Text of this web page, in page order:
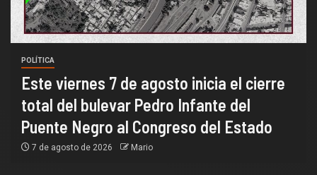
POLÍTICA
Este viernes 7 de agosto inicia el cierre
total del bulevar Pedro Infante del
Puente Negro al Congreso del Estado
7 de agosto de 2026 Mario